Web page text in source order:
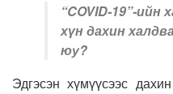
“COVID-19”-ийн
хүн дахин
юу?
Эдгэсэн хүмүүсээс